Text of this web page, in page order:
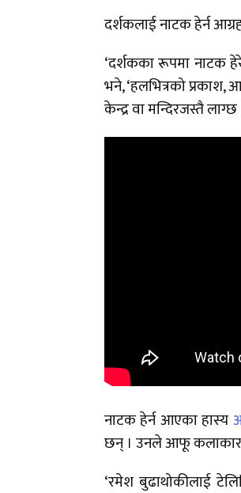
दर्शकलाई नाटक हेर्न
‘दर्शकका रूपमा नाटक
भने, ‘हलभित्रको प्रकाश,
केन्द्र वा मन्दिरजस्तै
नाटक हेर्न आएका हास्य
छन् । उनले आफू कलाकार
‘रमेश बुढाथोकीलाई